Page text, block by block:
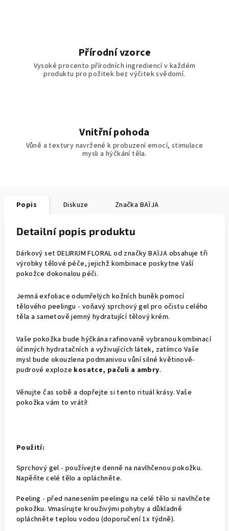
Přírodní vzorce
Vysoké procento přírodních ingrediencí v každém
produktu pro požitek bez výčitek svědomí.
Vnitřní pohoda
Vůně a textury navržené k probuzení emocí, stimulace
mysli a hýčkání těla.
Popis Diskuze Značka BAÏJA
Detailní popis produktu
Dárkový set DELIRIUM FLORAL od značky BAÏJA obsahuje tři
výrobky tělové péče, jejichž kombinace poskytne Vaší
pokožce dokonalou péči.
Jemná exfoliace odumřelých kožních buněk pomocí
tělového peelingu - voňavý sprchový gel pro očistu celého
těla a sametově jemný hydratující tělový krém.
Vaše pokožka bude hýčkána rafinovaně vybranou kombinací
účinných hydratačních a vyživujících látek, zatímco Vaše
mysl bude okouzlena podmanivou vůní silné květinově-
pudrové exploze kosatce, pačuli a ambry.
Věnujte čas sobě a dopřejte si tento rituál krásy. Vaše
pokožka vám to vrátí!
Použití:
Sprchový gel - používejte denně na navlhčenou pokožku.
Napěňte celé tělo a opláchněte.
Peeling - před nanesením peelingu na celé tělo si navlhčete
pokožku. Vmasírujte krouživými pohyby a důkladně
opláchněte teplou vodou (doporučení 1x týdně).